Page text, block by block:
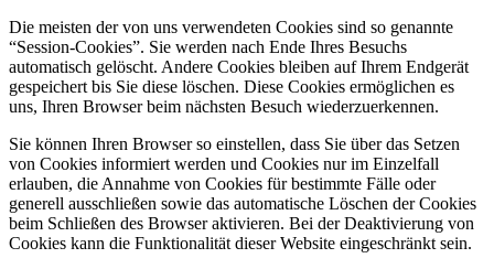
Die meisten der von uns verwendeten Cookies sind so genannte
“Session-Cookies”. Sie werden nach Ende Ihres Besuchs
automatisch gelöscht. Andere Cookies bleiben auf Ihrem Endgerät
gespeichert bis Sie diese löschen. Diese Cookies ermöglichen es
uns, Ihren Browser beim nächsten Besuch wiederzuerkennen.
Sie können Ihren Browser so einstellen, dass Sie über das Setzen
von Cookies informiert werden und Cookies nur im Einzelfall
erlauben, die Annahme von Cookies für bestimmte Fälle oder
generell ausschließen sowie das automatische Löschen der Cookies
beim Schließen des Browser aktivieren. Bei der Deaktivierung von
Cookies kann die Funktionalität dieser Website eingeschränkt sein.